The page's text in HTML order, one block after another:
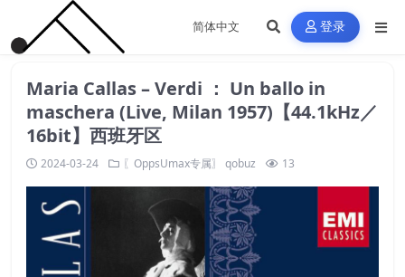
登录
Maria Callas – Verdi ： Un ballo in
maschera (Live, Milan 1957)【44.1kHz／
16bit】西班牙区
2024-03-24 〖OppsUmax专属〗 qobuz 13